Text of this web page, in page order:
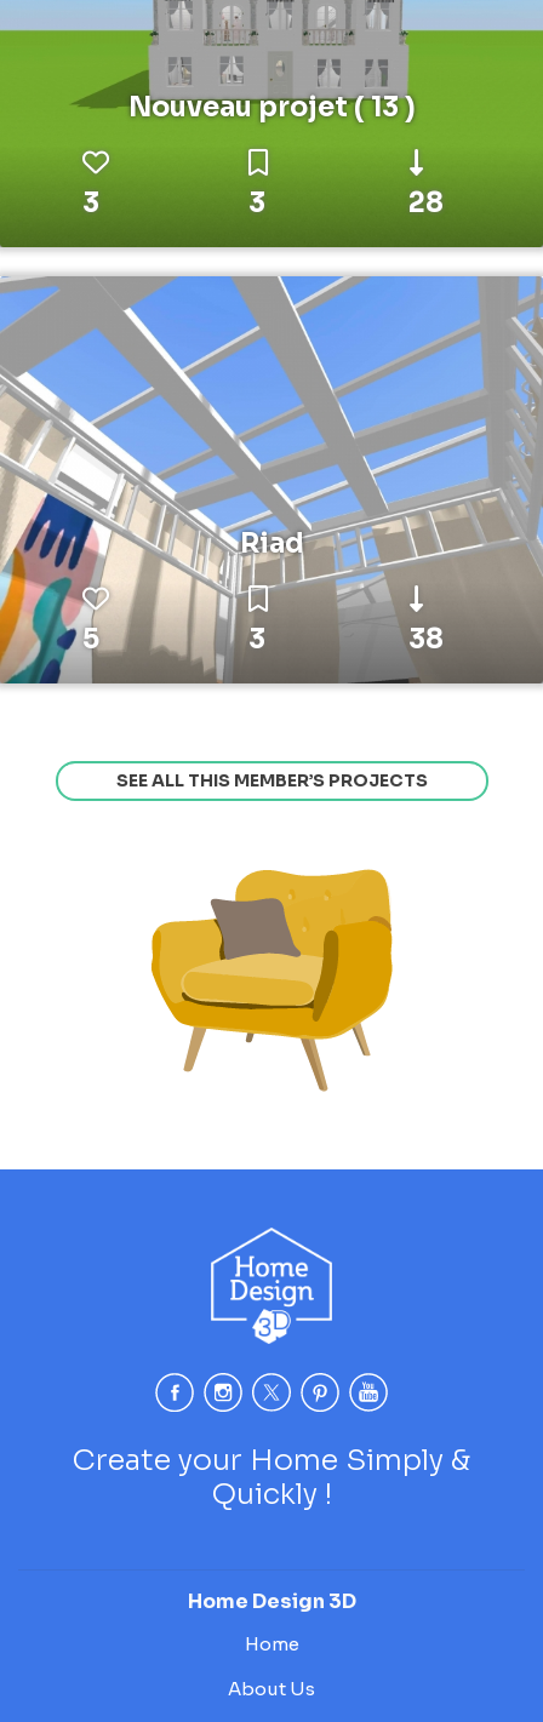
Nouveau projet ( 13 )
3 3 28
Riad
5 3 38
SEE ALL THIS MEMBER’S PROJECTS
Create your Home Simply &
Quickly !
Home Design 3D
Home
About Us